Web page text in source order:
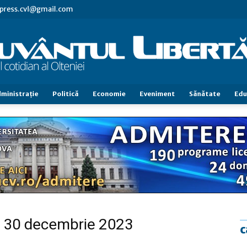
Cuvântul
Libertăţii
Politică Economie Eveniment Sănătate
decembrie 2023